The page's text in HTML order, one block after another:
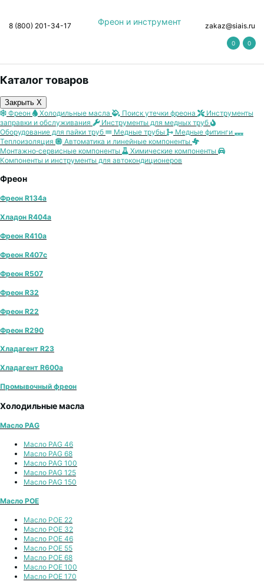
Фреон и инструмент
8 (800) 201-34-17 zakaz@siais.ru
0 0
Каталог товаров
Закрыть X
Фреон
Холодильные масла Поиск утечки фреона
Инструменты
заправки и обслуживания
Инструменты для медных труб
Оборудование для пайки труб
Медные трубы
Медные фитинги
Теплоизоляция
Автоматика и линейные компоненты
Монтажно‑сервисные компоненты
Химические компоненты
Компоненты и инструменты для автокондиционеров
Фреон
Фреон R134a
Хладон R404a
Фреон R410a
Фреон R407с
Фреон R507
Фреон R32
Фреон R22
Фреон R290
Хладагент R23
Хладагент R600a
Промывочный фреон
Холодильные масла
Масло PAG
Масло PAG 46
Масло PAG 68
Масло PAG 100
Масло PAG 125
Масло PAG 150
Масло POE
Масло POE 22
Масло POE 32
Масло POE 46
Масло POE 55
Масло POE 68
Масло POE 100
Масло POE 170